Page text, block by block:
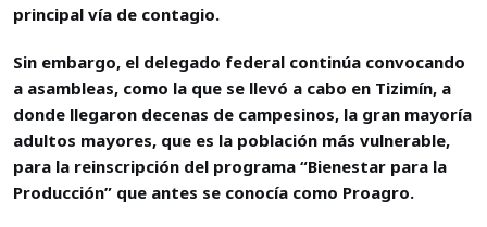
principal vía de contagio.
Sin embargo, el delegado federal continúa convocando
a asambleas, como la que se llevó a cabo en Tizimín, a
donde llegaron decenas de campesinos, la gran mayoría
adultos mayores, que es la población más vulnerable,
para la reinscripción del programa “Bienestar para la
Producción” que antes se conocía como Proagro.